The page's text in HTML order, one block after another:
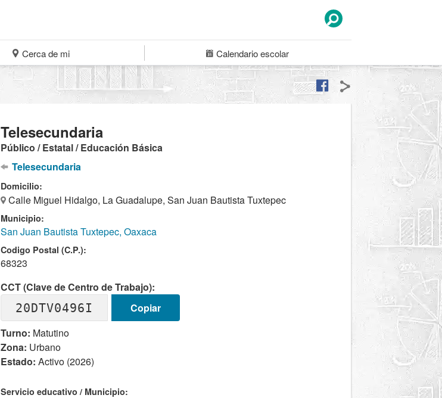
Cerca de mi Calendarioescolar
Telesecundaria
Público / Estatal / Educación Básica
Telesecundaria
Domicilio:
Calle Miguel Hidalgo, La Guadalupe, San Juan Bautista Tuxtepec
Municipio:
San Juan Bautista Tuxtepec, Oaxaca
Codigo Postal (C.P.):
68323
CCT (Clave de Centro de Trabajo):
20DTV0496I
Copiar
Turno: Matutino
Zona: Urbano
Estado: Activo (2026)
Servicio educativo / Municipio: